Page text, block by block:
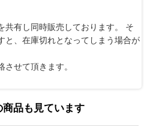
共有し同時販売しております。 そ
と、在庫切れとなってしまう場合が
せて頂きます。
品も見ています